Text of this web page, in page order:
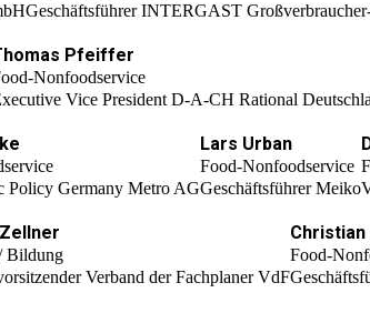
Geschäftsführer INTERGAST
Pfeiffer
Nonfoodservice
Vice President D-A-CH Rational
Policy Germany Metro AG
Lars Urban
Food-Nonfoodservice
Geschäftsführer Meiko
Bildung
Verband der Fachplaner VdF
Food-